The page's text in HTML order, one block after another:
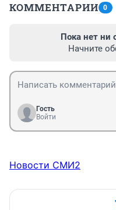
КОММЕНТАРИИ 0
Пока нет ни
Начните
Гость
Войти
Новости СМИ2